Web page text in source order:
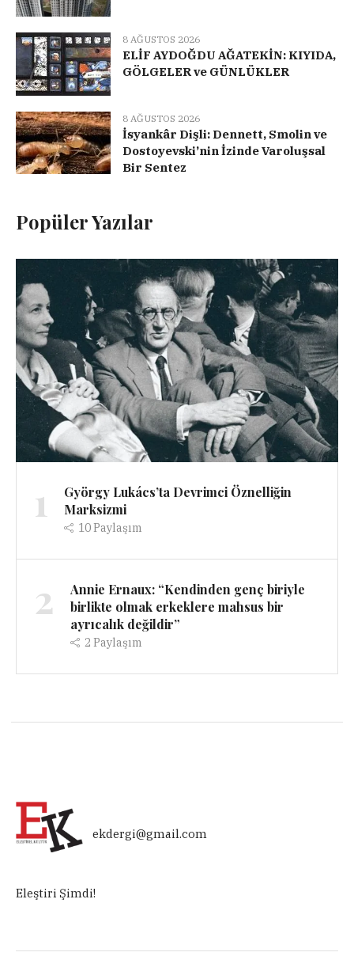
8 AĞUSTOS 2026
ELİF AYDOĞDU AĞATEKİN: KIYIDA,
GÖLGELER ve GÜNLÜKLER
8 AĞUSTOS 2026
İsyankâr Dişli: Dennett, Smolin ve
Dostoyevski’nin İzinde Varoluşsal
Bir Sentez
Popüler Yazılar
1
György Lukács’ta Devrimci Öznelliğin
Marksizmi
10Paylaşım
2
Annie Ernaux: “Kendinden genç biriyle
birlikte olmak erkeklere mahsus bir
ayrıcalık değildir”
2 Paylaşım
ekdergi@gmail.com
Eleştiri Şimdi!